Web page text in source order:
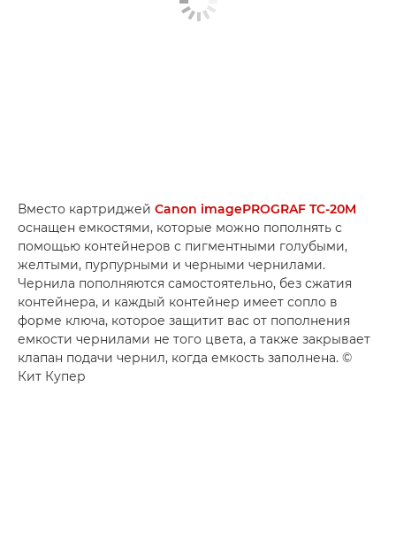
Вместо картриджей Canon imagePROGRAF TC-20M
оснащен емкостями, которые можно пополнять с
помощью контейнеров с пигментными голубыми,
желтыми, пурпурными и черными чернилами.
Чернила пополняются самостоятельно, без сжатия
контейнера, и каждый контейнер имеет сопло в
форме ключа, которое защитит вас от пополнения
емкости чернилами не того цвета, а также закрывает
клапан подачи чернил, когда емкость заполнена. ©
Кит Купер